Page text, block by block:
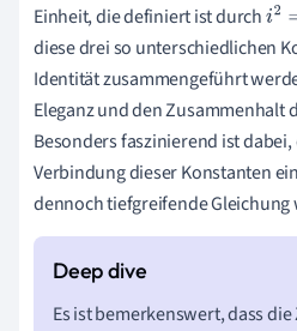
Einheit, die definiert ist durchi2=−
diese drei so unterschiedlichen
Identität zusammengeführt
Eleganz und den Zusammenhalt
Besonders faszinierend ist dabei,
Verbindung dieser Konstanten
dennoch tiefgreifende
Es ist bemerkenswert, dass